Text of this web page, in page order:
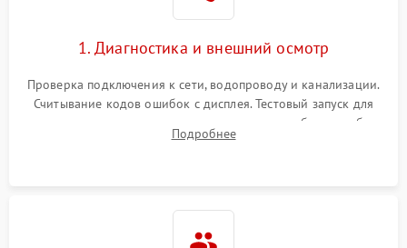
1. Диагностика и внешний осмотр
Проверка подключения к сети, водопроводу и канализации.
Считывание кодов ошибок с дисплея. Тестовый запуск для
выявления посторонних шумов, протечек или сбоев в работе
электронного модуля управления.
Подробнее